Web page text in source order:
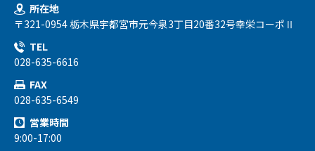
所在地
〒321-0954 栃木県宇都宮市元今泉3丁目20番32号幸栄コーポⅡ
TEL
028-635-6616
FAX
028-635-6549
営業時間
9:00-17:00